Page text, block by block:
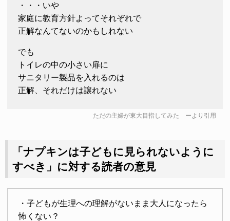
・・・いや
家庭に教育方針よってそれぞれで
正解なんてないのかもしれない
でも
トイレの中の小さい扉に
サニタリー製品を入れるのは
正解、それだけは譲れない
ただの主婦が東大目指してみた ーより引用
「ナプキンは子どもに見られないように
すべき」に対する読者の意見
・子どもが生理への理解がないまま大人になったら
怖くない？